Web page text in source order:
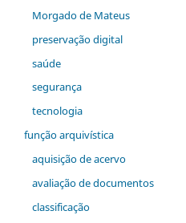
Morgado de Mateus
preservação digital
saúde
segurança
tecnologia
função arquivística
aquisição de acervo
avaliação de documentos
classificação